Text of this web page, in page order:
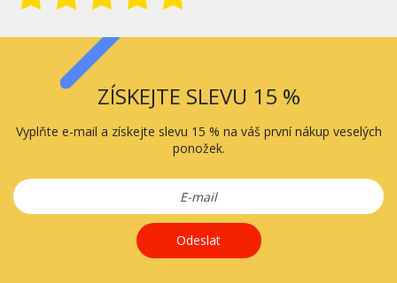
ZÍSKEJTE SLEVU 15 %
Vyplňte e-mail a získejte slevu 15 % na váš první nákup veselých
ponožek.
Odeslat